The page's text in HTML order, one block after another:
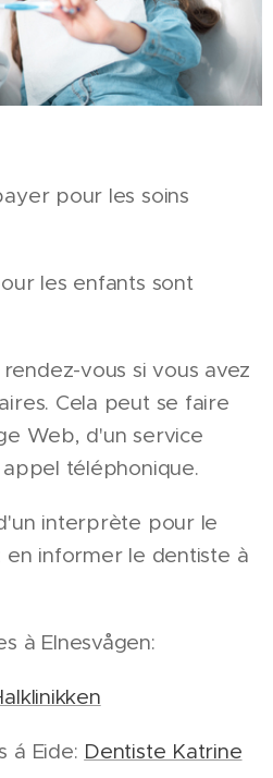
pour les soins
les enfants sont
vous si vous avez
Cela peut se faire
Web, d'un service
téléphonique.
interprète pour le
en informer le dentiste à
à Elnesvågen:
á Eide: Dentiste Katrine